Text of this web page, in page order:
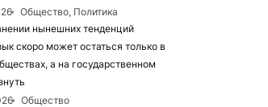
Общество, Политика
нынешних тенденций
скоро может остаться только в
а на государственном
Общество